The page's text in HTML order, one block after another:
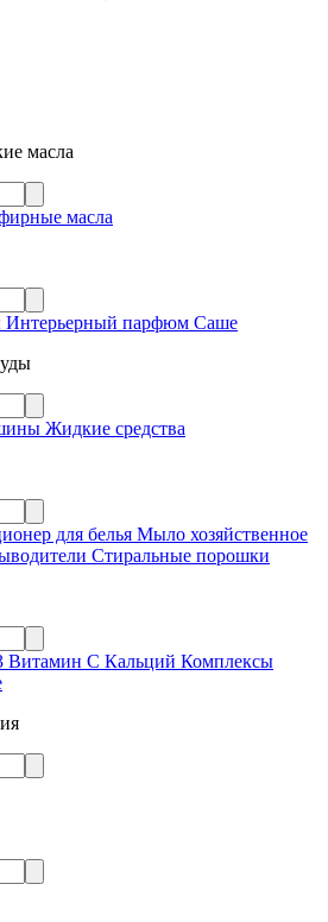
масла
масла
Интерьерный парфюм Саше
Жидкие средства
для белья Мыло хозяйственное
Стиральные порошки
Витамин С Кальций Комплексы